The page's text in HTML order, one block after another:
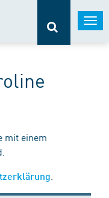
mit einem